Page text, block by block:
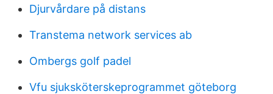
Djurvårdare på distans
Transtema network services ab
Ombergs golf padel
Vfu sjuksköterskeprogrammet göteborg